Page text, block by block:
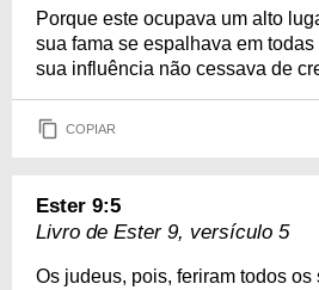
Porque este ocupava um alto
sua fama se espalhava em
sua influência não cessava de
COPIAR
Ester 9:5
Livro de Ester 9, versículo 5
Os judeus, pois, feriram todos os